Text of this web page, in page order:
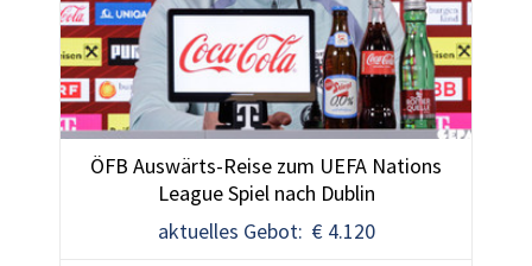
ÖFB Auswärts-Reise zum UEFA Nations
League Spiel nach Dublin
aktuelles Gebot: € 4.120